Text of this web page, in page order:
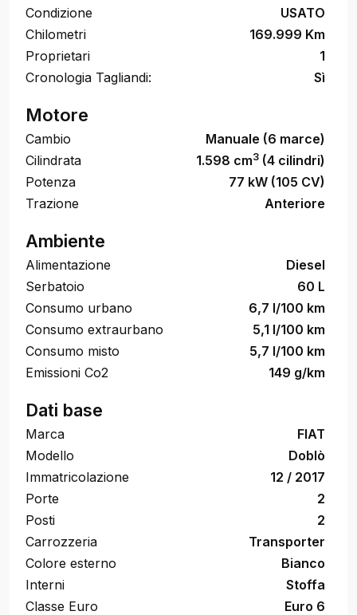
Condizione
USATO
Chilometri
169.999 Km
Proprietari
1
Cronologia Tagliandi:
Sì
Motore
Cambio
Manuale (6 marce)
Cilindrata
1.598 cm3 (4 cilindri)
Potenza
77 kW (105 CV)
Trazione
Anteriore
Ambiente
Alimentazione
Diesel
Serbatoio
60 L
Consumo urbano
6,7 l/100 km
Consumo extraurbano
5,1 l/100 km
Consumo misto
5,7 l/100 km
Emissioni Co2
149 g/km
Dati base
Marca
FIAT
Modello
Doblò
Immatricolazione
12 / 2017
Porte
2
Posti
2
Carrozzeria
Transporter
Colore esterno
Bianco
Interni
Stoffa
Classe Euro
Euro 6